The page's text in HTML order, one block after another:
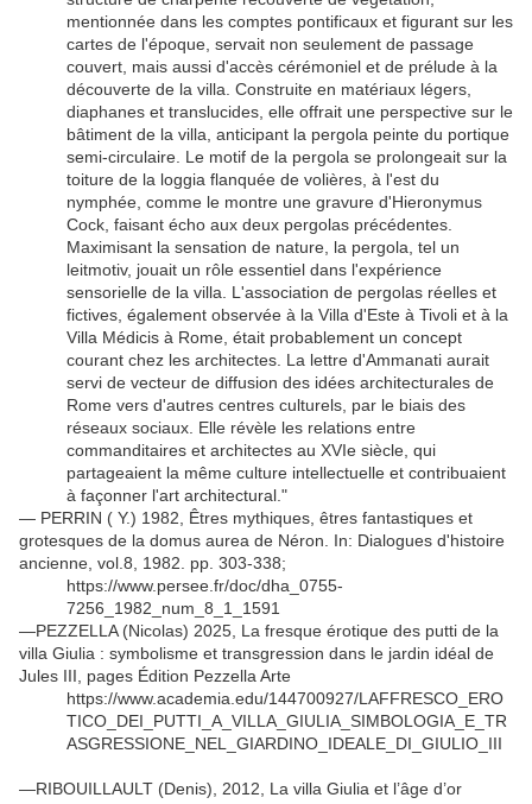
mentionnée dans les comptes pontificaux et figurant sur les
cartes de l'époque, servait non seulement de passage
couvert, mais aussi d'accès cérémoniel et de prélude à la
découverte de la villa. Construite en matériaux légers,
diaphanes et translucides, elle offrait une perspective sur le
bâtiment de la villa, anticipant la pergola peinte du portique
semi-circulaire. Le motif de la pergola se prolongeait sur la
toiture de la loggia flanquée de volières, à l'est du
nymphée, comme le montre une gravure d'Hieronymus
Cock, faisant écho aux deux pergolas précédentes.
Maximisant la sensation de nature, la pergola, tel un
leitmotiv, jouait un rôle essentiel dans l'expérience
sensorielle de la villa. L'association de pergolas réelles et
fictives, également observée à la Villa d'Este à Tivoli et à la
Villa Médicis à Rome, était probablement un concept
courant chez les architectes. La lettre d'Ammanati aurait
servi de vecteur de diffusion des idées architecturales de
Rome vers d'autres centres culturels, par le biais des
réseaux sociaux. Elle révèle les relations entre
commanditaires et architectes au XVIe siècle, qui
partageaient la même culture intellectuelle et contribuaient
à façonner l'art architectural."
— PERRIN ( Y.) 1982, Êtres mythiques, êtres fantastiques et
grotesques de la domus aurea de Néron. In: Dialogues d'histoire
ancienne, vol.8, 1982. pp. 303-338;
https://www.persee.fr/doc/dha_0755-
7256_1982_num_8_1_1591
—PEZZELLA (Nicolas) 2025, La fresque érotique des putti de la
villa Giulia : symbolisme et transgression dans le jardin idéal de
Jules III, pages Édition Pezzella Arte
https://www.academia.edu/144700927/LAFFRESCO_ERO
TICO_DEI_PUTTI_A_VILLA_GIULIA_SIMBOLOGIA_E_TR
ASGRESSIONE_NEL_GIARDINO_IDEALE_DI_GIULIO_III
—RIBOUILLAULT (Denis), 2012, La villa Giulia et l’âge d’or